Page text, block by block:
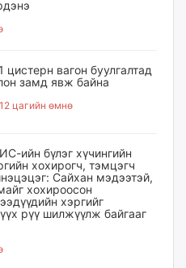
цистерн вагон буулгалтад
замд явж байна
12 цагийн өмнө
ийн бүлэг хүчингийн
хохирогч, тэмцэгч
Сайхан мэдээтэй,
хохироосон
хэргийг
рүү шилжүүлж байгааг